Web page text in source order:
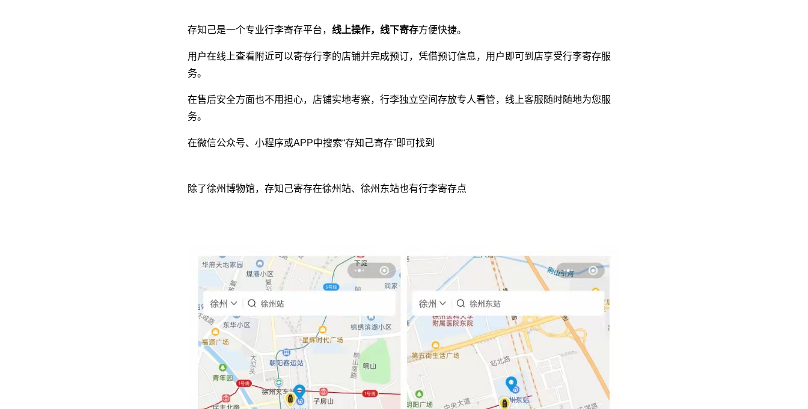
存知己是一个专业行李寄存平台， 线上操作，线下寄存方便快捷。
用户在线上查看附近可以寄存行李的店铺并完成预订，凭借预订信息，用户即可到店享受行李寄存服
务。
在售后安全方面也不用担心，店铺实地考察，行李独立空间存放专人看管，线上客服随时随地为您服
务。
在微信公众号、小程序或APP中搜索“存知己寄存”即可找到
除了徐州博物馆，存知己寄存在徐州站、徐州东站也有行李寄存点